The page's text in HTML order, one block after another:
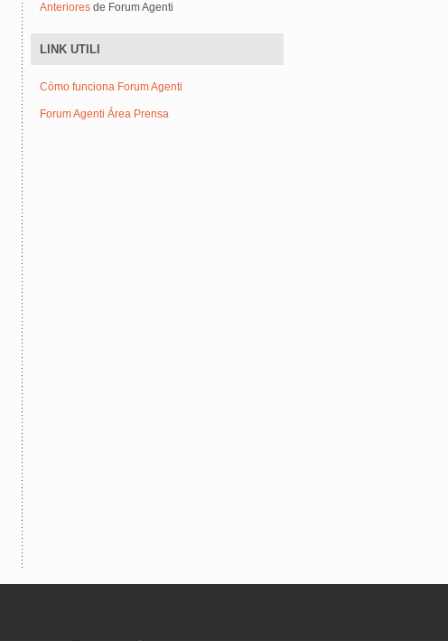
Anteriores de Forum Agenti
LINK UTILI
Cómo funciona Forum Agenti
Forum Agenti Área Prensa